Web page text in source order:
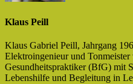
Klaus Peill
Klaus Gabriel Peill, Jahrgang
Elektroingenieur und
Gesundheitspraktiker (BfG) mit
Lebenshilfe und Begleitung in